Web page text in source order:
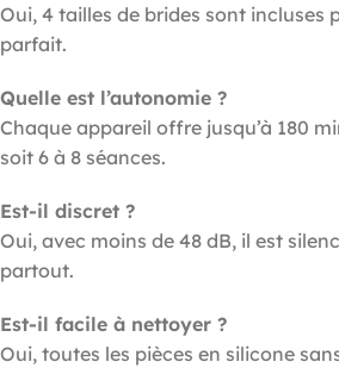
Oui, 4 tailles de brides sont incluses
parfait.
Quelle est l’autonomie ?
Chaque appareil offre jusqu’à 180
soit 6 à 8 séances.
Est-il discret ?
Oui, avec moins de 48 dB, il est
partout.
Est-il facile à nettoyer ?
Oui, toutes les pièces en silicone